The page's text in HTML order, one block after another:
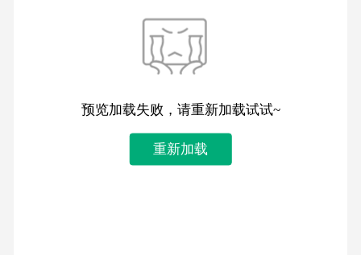
预览加载失败，请重新加载试试~
重新加载